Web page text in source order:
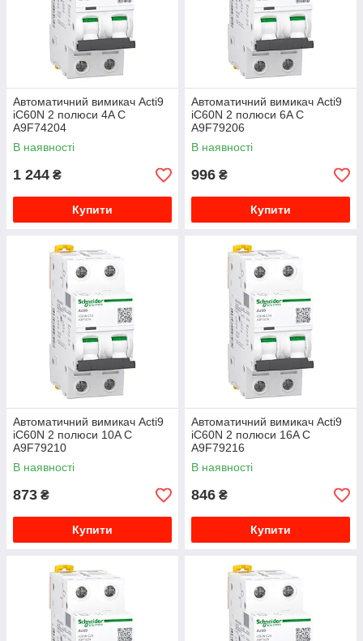
Автоматичний вимикач Acti9
iC60N 2 полюси 4A C
A9F74204
В наявності
1 244 ₴
Купити
Автоматичний вимикач Acti9
iC60N 2 полюси 6A C
A9F79206
В наявності
996 ₴
Купити
Автоматичний вимикач Acti9
iC60N 2 полюси 10A C
A9F79210
В наявності
873 ₴
Купити
Автоматичний вимикач Acti9
iC60N 2 полюси 16A C
A9F79216
В наявності
846 ₴
Купити